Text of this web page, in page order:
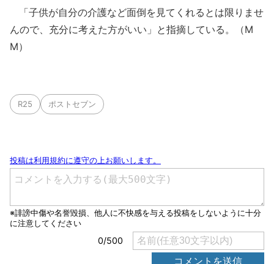
「子供が自分の介護など面倒を見てくれるとは限りませ
んので、充分に考えた方がいい」と指摘している。（M
M）
R25 ポストセブン